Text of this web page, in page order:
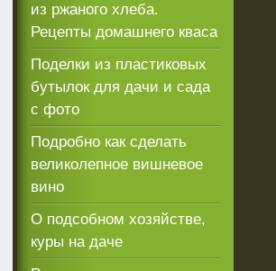
из ржаного хлеба.
Рецепты домашнего кваса
Поделки из пластиковых
бутылок для дачи и сада
с фото
Подробно как сделать
великолепное вишневое
вино
О подсобном хозяйстве,
куры на даче